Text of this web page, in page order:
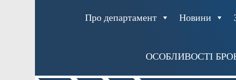
Про департамент Новини
ОСОБЛИВОСТІ